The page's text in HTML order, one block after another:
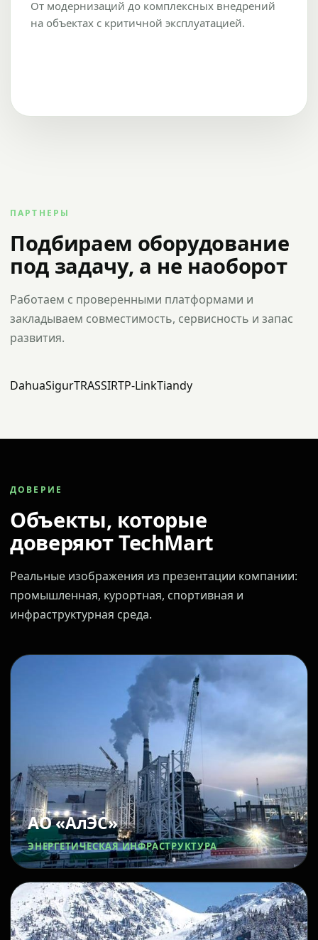
От модернизаций до комплексных внедрений
на объектах с критичной эксплуатацией.
ПАРТНЕРЫ
Подбираем оборудование
под задачу, а не наоборот
Работаем с проверенными платформами и
закладываем совместимость, сервисность и запас
развития.
DahuaSigurTRASSIRTP-LinkTiandy
ДОВЕРИЕ
Объекты, которые
доверяют TechMart
Реальные изображения из презентации компании:
промышленная, курортная, спортивная и
инфраструктурная среда.
АО «АлЭС»
ЭНЕРГЕТИЧЕСКАЯ ИНФРАСТРУКТУРА